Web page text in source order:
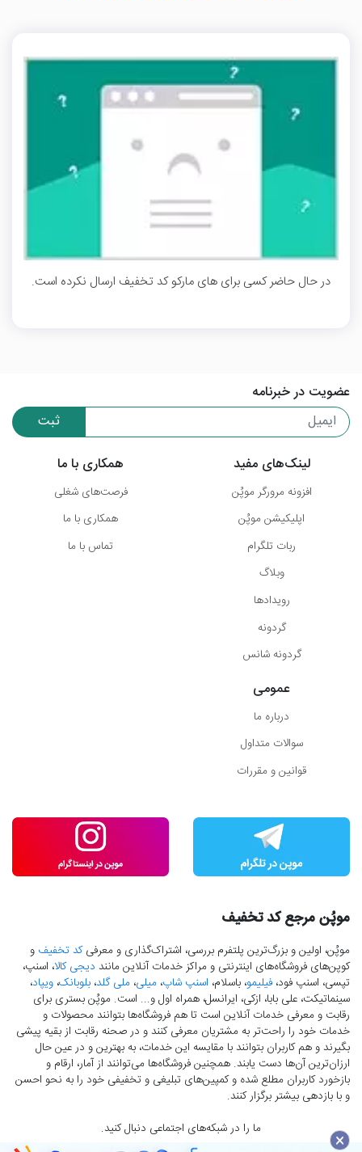
در حال حاضر کسی برای های مارکو کد تخفیف ارسال نکرده است.
عضویت در خبرنامه
ثبت
لینک‌های مفید
افزونه مرورگر موپُن
اپلیکیشن موپُن
ربات تلگرام
وبلاگ
رویدادها
گردونه
گردونه شانس
همکاری با ما
فرصت‌های شغلی
همکاری با ما
تماس با ما
عمومی
درباره ما
سوالات متداول
قوانین و مقررات
موپُن مرجع کد تخفیف
موپُن، اولین و بزرگ‌ترین پلتفرم بررسی، اشتراک‌گذاری و معرفیکد تخفیف و
کوپن‌های فروشگاه‌های اینترنتی و مراکز خدمات آنلاین مانند دیجی کالا، اسنپ،
تپسی، اسنپ فود، فیلیمو، باسلام، اسنپ شاپ، میلی، ملی گلد، بلوبانک، ویپاد،
سینماتیکت، علی بابا، ازکی، ایرانسل، همراه اول و... است. موپُن بستری برای
رقابت و معرفی خدمات آنلاین است تا هم فروشگاه‌ها بتوانند محصولات و
خدمات خود را راحت‌تر به مشتریان معرفی کنند و در صحنه رقابت از بقیه پیشی
بگیرند و هم کاربران بتوانند با مقایسه این خدمات، به بهترین و در عین حال
ارزان‌ترین آن‌ها دست‌ یابند. همچنین فروشگاه‌ها می‌توانند از آمار، ارقام و
بازخورد کاربران مطلع شده و کمپین‌های تبلیغی و تخفیفی خود را به نحو احسن
و با بازدهی بیشتر برگزار کنند.
ما را در شبکه‌های اجتماعی دنبال کنید.
×